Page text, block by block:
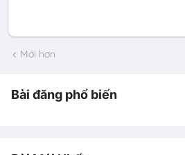
Mới hơn
Bài đăng phổ biến